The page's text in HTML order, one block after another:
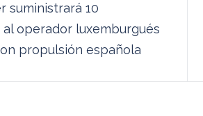
suministrará 10
operador luxemburgués
propulsión española